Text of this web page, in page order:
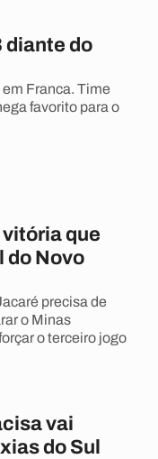
diante do
Franca. Time
favorito para o
que
do Novo
precisa de
o Minas
o terceiro jogo
vai
do Sul